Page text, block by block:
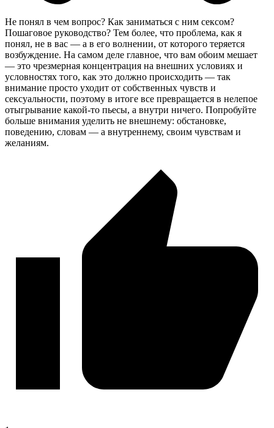
Не понял в чем вопрос? Как заниматься с ним сексом?
Пошаговое руководство? Тем более, что проблема, как я
понял, не в вас — а в его волнении, от которого теряется
возбуждение. На самом деле главное, что вам обоим мешает
— это чрезмерная концентрация на внешних условиях и
условностях того, как это должно происходить — так
внимание просто уходит от собственных чувств и
сексуальности, поэтому в итоге все превращается в нелепое
отыгрывание какой-то пьесы, а внутри ничего. Попробуйте
больше внимания уделить не внешнему: обстановке,
поведению, словам — а внутреннему, своим чувствам и
желаниям.